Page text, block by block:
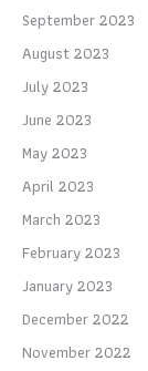
September 2023
August 2023
July 2023
June 2023
May 2023
April 2023
March 2023
February 2023
January 2023
December 2022
November 2022